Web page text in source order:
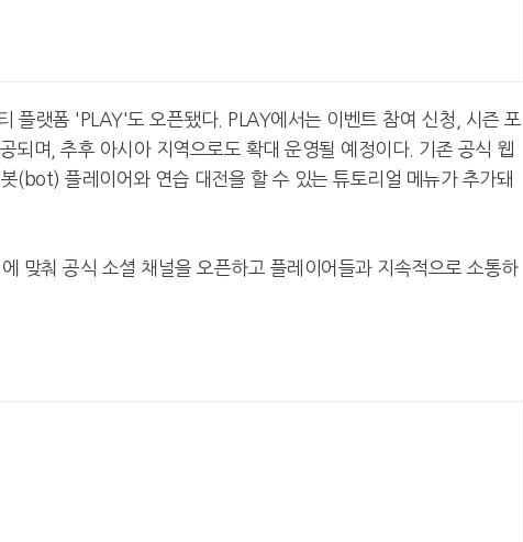
플랫폼 'PLAY'도 오픈됐다. PLAY에서는 이벤트 참여 신청, 시즌 포
되며, 추후 아시아 지역으로도 확대 운영될 예정이다. 기존 공식 웹
(bot) 플레이어와 연습 대전을 할 수 있는 튜토리얼 메뉴가 추가돼
맞춰 공식 소셜 채널을 오픈하고 플레이어들과 지속적으로 소통하
부장' 게임 만든다
로벌 시장 공략